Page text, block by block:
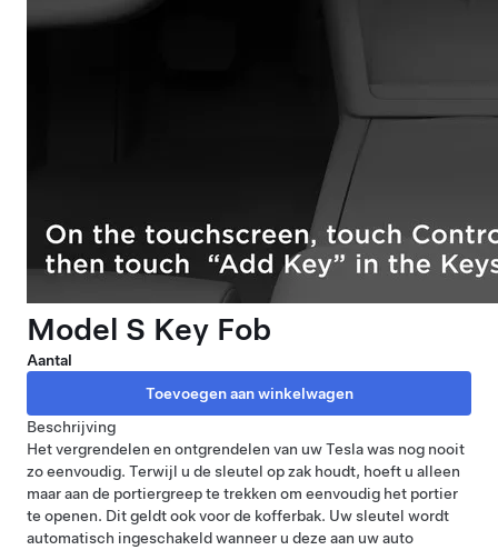
Model S Key Fob
Aantal
Beschrijving
Het vergrendelen en ontgrendelen van uw Tesla was nog nooit
zo eenvoudig. Terwijl u de sleutel op zak houdt, hoeft u alleen
maar aan de portiergreep te trekken om eenvoudig het portier
te openen. Dit geldt ook voor de kofferbak. Uw sleutel wordt
automatisch ingeschakeld wanneer u deze aan uw auto